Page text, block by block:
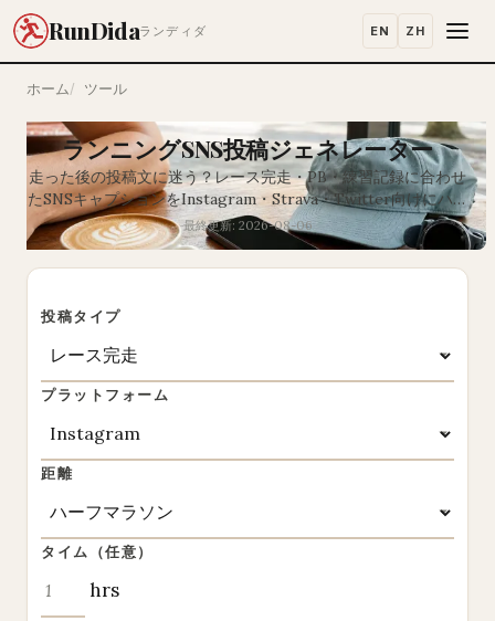
RunDidaランディダ EN ZH
ホーム ツール
ランニングSNS投稿ジェネレーター
走った後の投稿文に迷う？レース完走・PB・練習記録に合わせ
たSNSキャプションをInstagram・Strava・Twitter向けにハッ
シュタグ付きで自動生成。
最終更新: 2026-08-06
投稿タイプ
プラットフォーム
距離
タイム（任意）
hrs